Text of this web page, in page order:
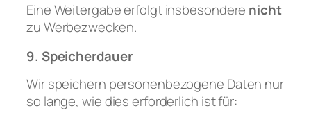
Eine Weitergabe erfolgt insbesondere nicht
zu Werbezwecken.
9. Speicherdauer
Wir speichern personenbezogene Daten nur
so lange, wie dies erforderlich ist für: